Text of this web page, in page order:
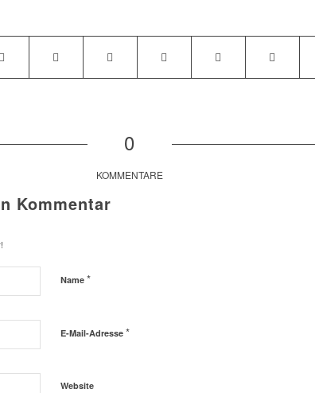
0
KOMMENTARE
Kommentar
Name *
E-Mail-Adresse *
Website